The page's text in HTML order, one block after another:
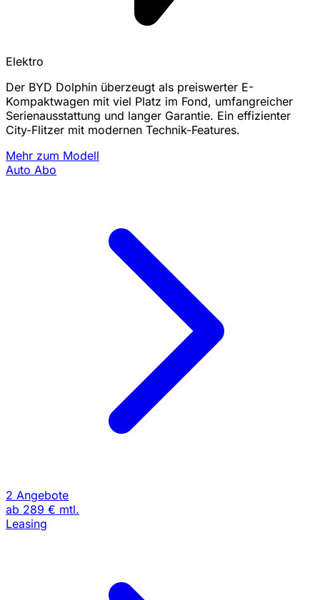
Elektro
Der BYD Dolphin überzeugt als preiswerter E-
Kompaktwagen mit viel Platz im Fond, umfangreicher
Serienausstattung und langer Garantie. Ein effizienter
City-Flitzer mit modernen Technik-Features.
Mehr zum Modell
Auto Abo
2 Angebote
ab 289 € mtl.
Leasing